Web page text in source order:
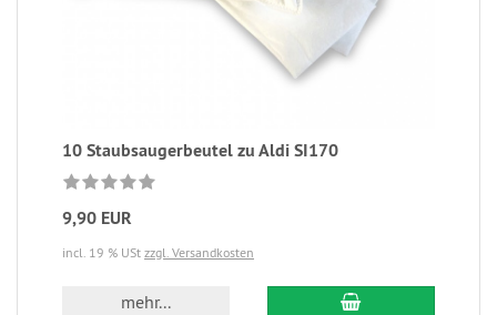
10 Staubsaugerbeutel zu Aldi SI170
9,90 EUR
incl. 19 % USt zzgl. Versandkosten
mehr...